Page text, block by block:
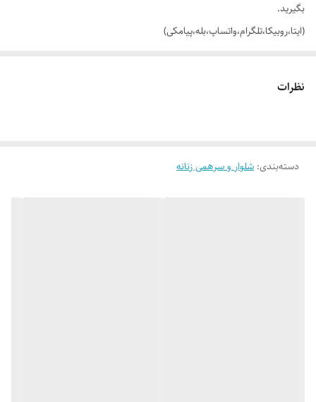
بگیرید.
(ایتا،روبیکا،تلگرام،واتساپ،بله،پیامکی)
و شیک
دوخت بسیار تمیز
نظرات
دسته‌بندی: شلوار و سرهمی زنانه